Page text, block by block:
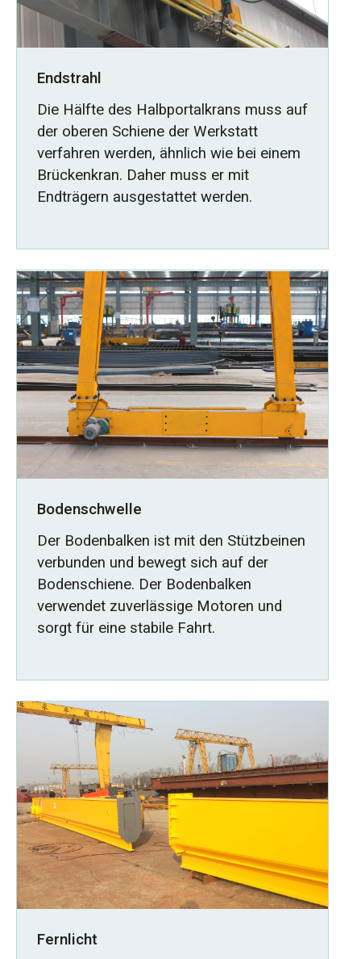
Endstrahl
Die Hälfte des Halbportalkrans muss auf
der oberen Schiene der Werkstatt
verfahren werden, ähnlich wie bei einem
Brückenkran. Daher muss er mit
Endträgern ausgestattet werden.
Bodenschwelle
Der Bodenbalken ist mit den Stützbeinen
verbunden und bewegt sich auf der
Bodenschiene. Der Bodenbalken
verwendet zuverlässige Motoren und
sorgt für eine stabile Fahrt.
Fernlicht